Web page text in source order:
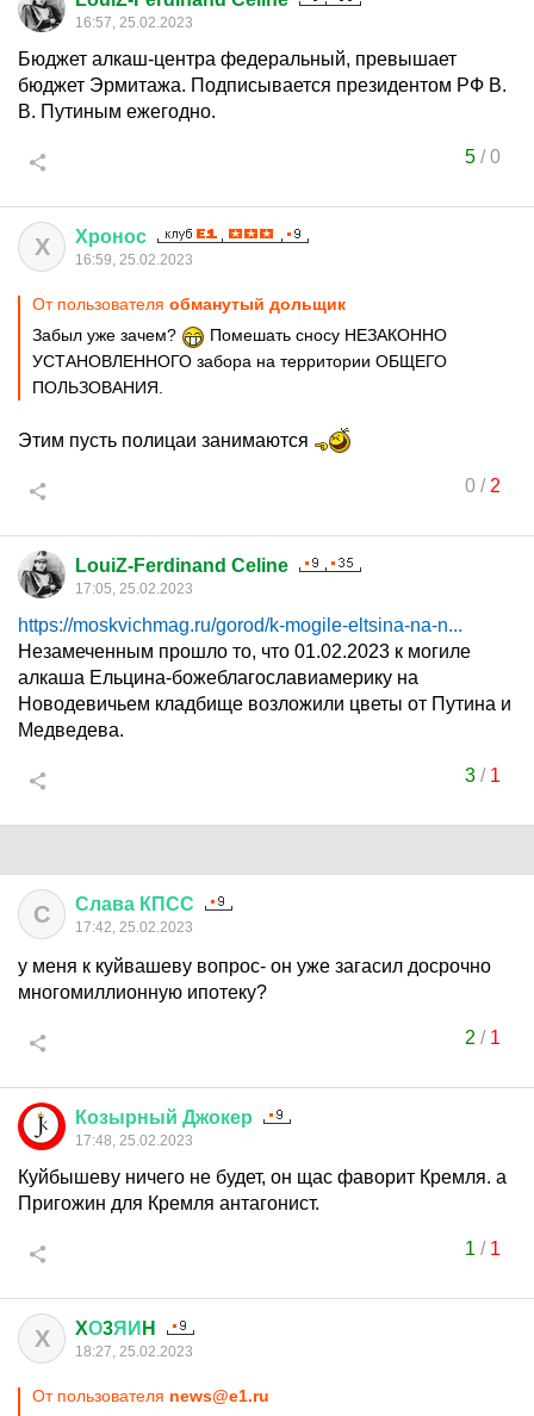
16:57, 25.02.2023
Бюджет алкаш-центра федеральный, превышает
бюджет Эрмитажа. Подписывается президентом РФ В.
В. Путиным ежегодно.
5/0
Х Хронос
16:59, 25.02.2023
От пользователя обманутый дольщик
Забыл уже зачем?
Помешать сносу НЕЗАКОННО
УСТАНОВЛЕННОГО забора на территории ОБЩЕГО
ПОЛЬЗОВАНИЯ.
Этим пусть полицаи занимаются
0/ 2
LouiZ-Ferdinand Celine
17:05, 25.02.2023
https://moskvichmag.ru/gorod/k-mogile-eltsina-na-n...
Незамеченным прошло то, что 01.02.2023 к могиле
алкаша Ельцина-божеблагославиамерику на
Новодевичьем кладбище возложили цветы от Путина и
Медведева.
3/ 1
С Слава КПСС
17:42, 25.02.2023
у меня к куйвашеву вопрос- он уже загасил досрочно
многомиллионную ипотеку?
2 / 1
Козырный Джокер
17:48, 25.02.2023
Куйбышеву ничего не будет, он щас фаворит Кремля. а
Пригожин для Кремля антагонист.
1 / 1
X XО3ЯИ H
18:27, 25.02.2023
От пользователя news@e1.ru